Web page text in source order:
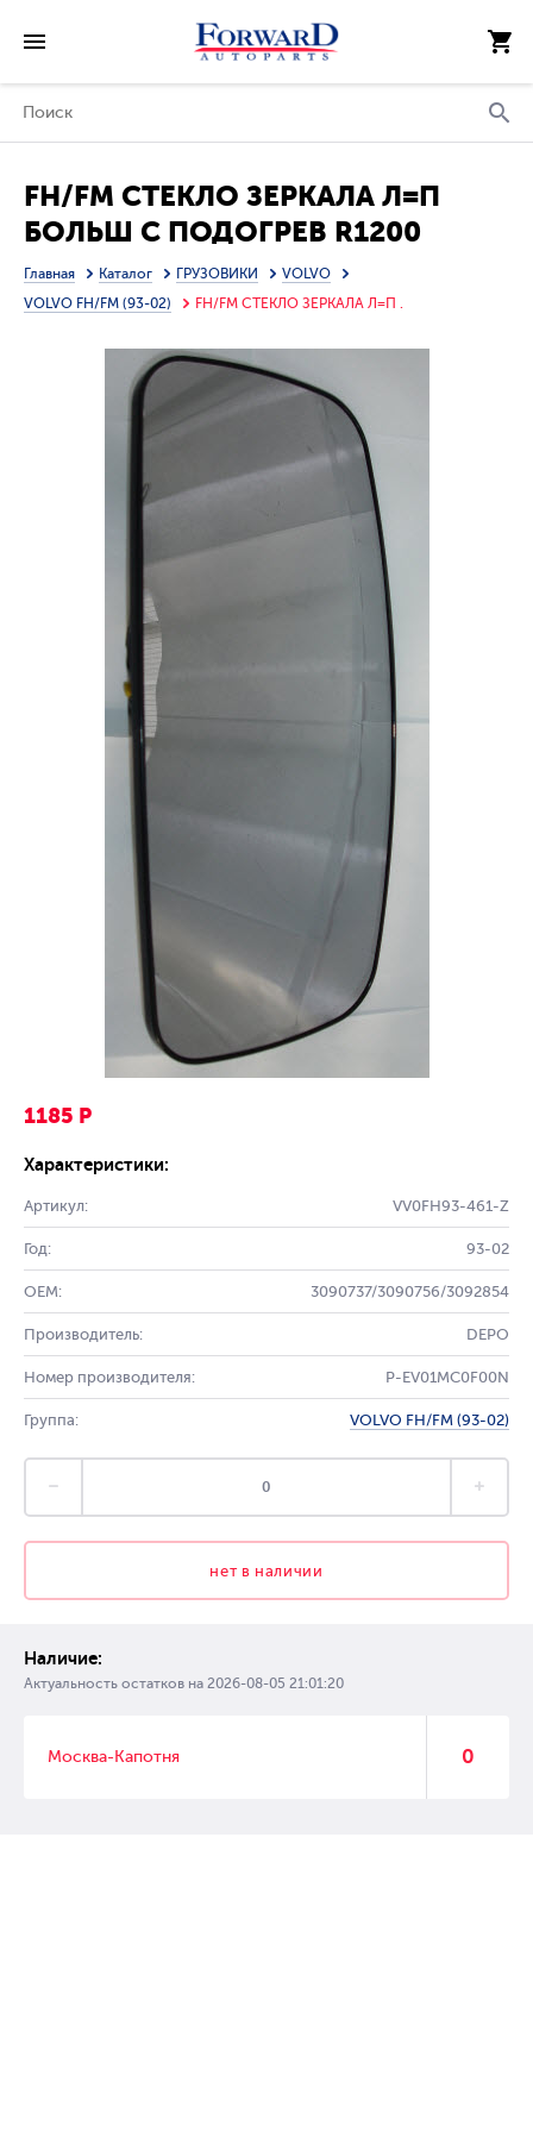
FH/FM СТЕКЛО ЗЕРКАЛА Л=П
БОЛЬШ С ПОДОГРЕВ R1200
(DEPO)
Главная Каталог ГРУЗОВИКИ
VOLVO
VOLVO FH/FM (93-02)
FH/FM СТЕКЛО ЗЕРКАЛА Л=П .
1185 Р
Характеристики:
Артикул: VV0FH93-461-Z
Год: 93-02
OEM: 3090737/3090756/3092854
Производитель: DEPO
Номер производителя: P-EV01MC0F00N
Группа: VOLVO FH/FM (93-02)
нет в наличии
Наличие:
Актуальность остатков на 2026-08-05 21:01:20
Москва-Капотня 0